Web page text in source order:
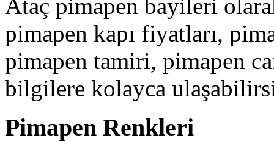
Ataç pimapen bayileri
pimapen kapı fiyatları,
pimapen tamiri, pimapen
bilgilere kolayca
Pimapen Renkleri